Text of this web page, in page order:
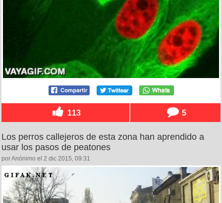
113 5
Los perros callejeros de esta zona han aprendido a
usar los pasos de peatones
por Anónimo el 2 dic 2015, 09:31